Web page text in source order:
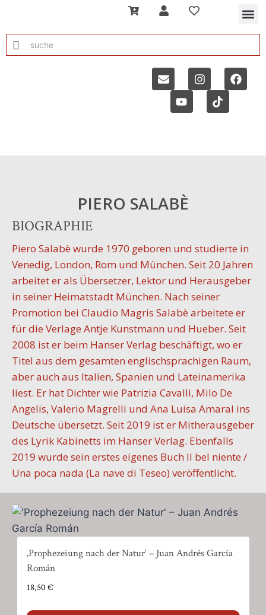
PIERO SALABÈ
BIOGRAPHIE
Piero Salabè wurde 1970 geboren und studierte in
Venedig, London, Rom und München. Seit 20 Jahren
arbeitet er als Übersetzer, Lektor und Herausgeber
in seiner Heimatstadt München. Nach seiner
Promotion bei Claudio Magris Salabè arbeitete er
für die Verlage Antje Kunstmann und Hueber. Seit
2008 ist er beim Hanser Verlag beschäftigt, wo er
Titel aus dem gesamten englischsprachigen Raum,
aber auch aus Italien, Spanien und Lateinamerika
liest. Er hat Dichter wie Patrizia Cavalli, Milo De
Angelis, Valerio Magrelli und Ana Luisa Amaral ins
Deutsche übersetzt. Seit 2019 ist er Mitherausgeber
des Lyrik Kabinetts im Hanser Verlag. Ebenfalls
2019 wurde sein erstes eigenes Buch Il bel niente /
Una poca nada (La nave di Teseo) veröffentlicht.
‚Prophezeiung nach der Natur‘ – Juan Andrés García
Román
18,50 €